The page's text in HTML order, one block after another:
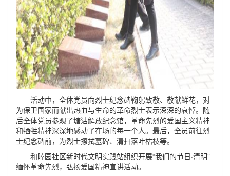
活动中，全体党员向烈士纪念碑鞠躬致敬、敬献鲜花，对
为保卫国家而献出热血与生命的革命烈士表示深深的哀悼。随
后全体党员参观了塘沽解放纪念馆，革命先烈的爱国主义精神
和牺牲精神深深地感动了在场的每一个人。最后，全员前往烈
士纪念碑前，为烈士擦拭墓碑、清扫落叶枯枝等。
和睦园社区新时代文明实践站组织开展“我们的节日·清明”
缅怀革命先烈，弘扬爱国精神宣讲活动。